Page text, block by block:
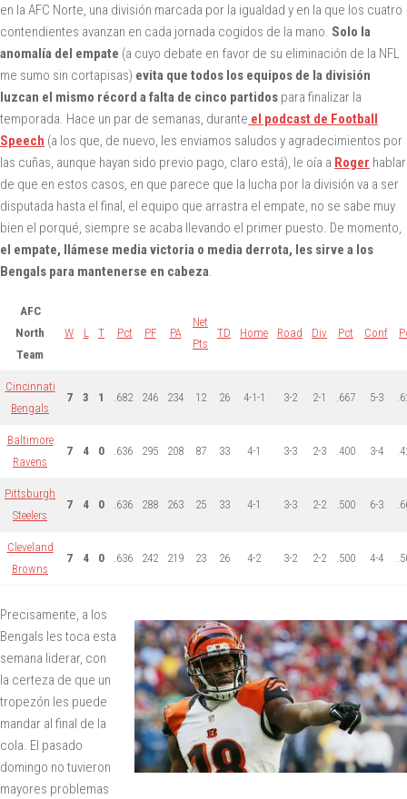
en la AFC Norte, una división marcada por la igualdad y en la que los cuatro
contendientes avanzan en cada jornada cogidos de la mano. Solo la
anomalía del empate (a cuyo debate en favor de su eliminación de la NFL
me sumo sin cortapisas) evita que todos los equipos de la división
luzcan el mismo récord a falta de cinco partidos para finalizar la
temporada. Hace un par de semanas, durante el podcast de Football
Speech (a los que, de nuevo, les enviamos saludos y agradecimientos por
las cuñas, aunque hayan sido previo pago, claro está), le oía a Roger hablar
de que en estos casos, en que parece que la lucha por la división va a ser
disputada hasta el final, el equipo que arrastra el empate, no se sabe muy
bien el porqué, siempre se acaba llevando el primer puesto. De momento,
el empate, llámese media victoria o media derrota, les sirve a los
Bengals para mantenerse en cabeza.
AFC
North
Team
W L T Pct PF PA
Net
Pts
TD Home Road Div Pct Conf
Cincinnati
Bengals
7 3 1 .682 246 234 12 26 4-1-1 3-2 2-1 .667 5-3
Baltimore
Ravens
7 4 0 .636 295 208 87 33 4-1 3-3 2-3 .400 3-4
Pittsburgh
Steelers
7 4 0 .636 288 263 25 33 4-1 3-3 2-2 .500 6-3
Cleveland
Browns
7 4 0 .636 242 219 23 26 4-2 3-2 2-2 .500 4-4
Precisamente, a los
Bengals les toca esta
semana liderar, con
la certeza de que un
tropezón les puede
mandar al final de la
cola. El pasado
domingo no tuvieron
mayores problemas